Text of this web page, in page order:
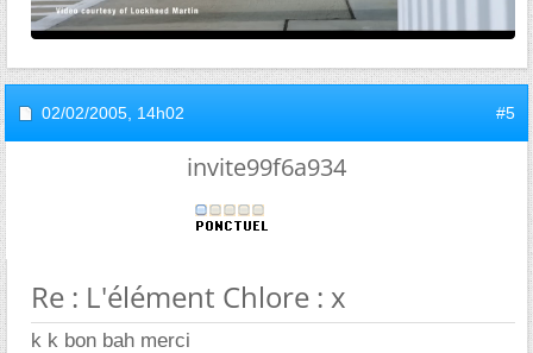
02/02/2005, 14h02 #5
invite99f6a934
Re : L'élément Chlore : x
k k bon bah merci